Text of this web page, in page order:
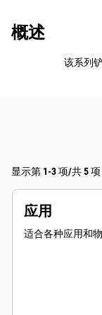
概述
该系列
显示第 1-3 项/共 5 项
应用
适合各种应用和物